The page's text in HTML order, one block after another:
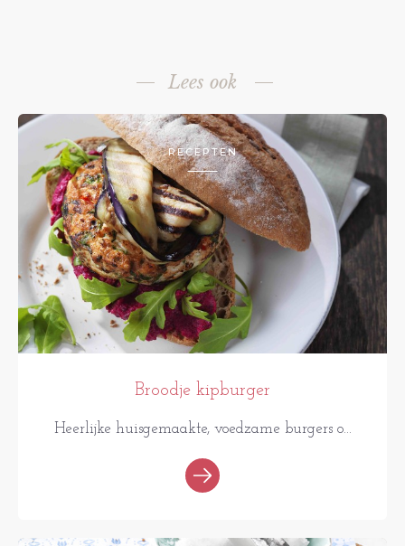
Lees ook
RECEPTEN
Broodje kipburger
Heerlijke huisgemaakte, voedzame burgers o...